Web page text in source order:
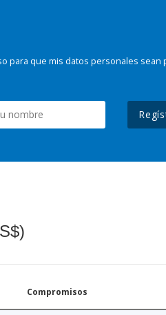
para que mis datos personales
Compromisos